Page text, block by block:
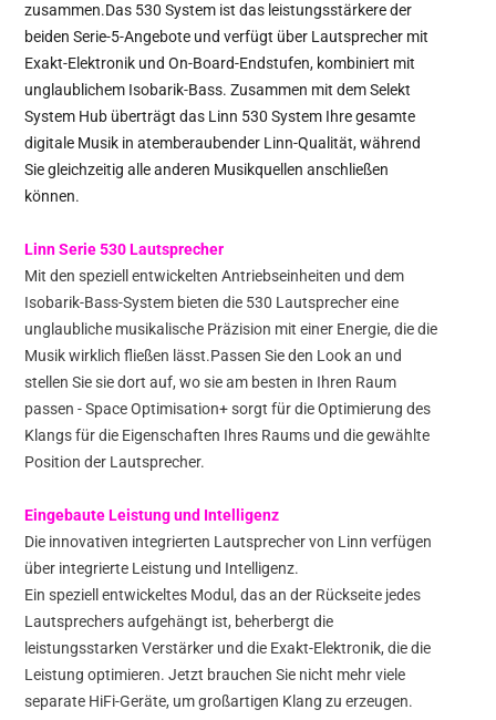
zusammen.Das 530 System ist das leistungsstärkere der
beiden Serie-5-Angebote und verfügt über Lautsprecher mit
Exakt-Elektronik und On-Board-Endstufen, kombiniert mit
unglaublichem Isobarik-Bass. Zusammen mit dem Selekt
System Hub überträgt das Linn 530 System Ihre gesamte
digitale Musik in atemberaubender Linn-Qualität, während
Sie gleichzeitig alle anderen Musikquellen anschließen
können.
Linn Serie 530 Lautsprecher
Mit den speziell entwickelten Antriebseinheiten und dem
Isobarik-Bass-System bieten die 530 Lautsprecher eine
unglaubliche musikalische Präzision mit einer Energie, die die
Musik wirklich fließen lässt.Passen Sie den Look an und
stellen Sie sie dort auf, wo sie am besten in Ihren Raum
passen - Space Optimisation+ sorgt für die Optimierung des
Klangs für die Eigenschaften Ihres Raums und die gewählte
Position der Lautsprecher.
Eingebaute Leistung und Intelligenz
Die innovativen integrierten Lautsprecher von Linn verfügen
über integrierte Leistung und Intelligenz.
Ein speziell entwickeltes Modul, das an der Rückseite jedes
Lautsprechers aufgehängt ist, beherbergt die
leistungsstarken Verstärker und die Exakt-Elektronik, die die
Leistung optimieren. Jetzt brauchen Sie nicht mehr viele
separate HiFi-Geräte, um großartigen Klang zu erzeugen.